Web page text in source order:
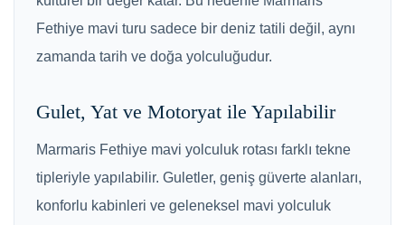
Fethiye mavi turu sadece bir deniz tatili değil, aynı
zamanda tarih ve doğa yolculuğudur.
Gulet, Yat ve Motoryat ile Yapılabilir
Marmaris Fethiye mavi yolculuk rotası farklı tekne
tipleriyle yapılabilir. Guletler, geniş güverte alanları,
konforlu kabinleri ve geleneksel mavi yolculuk